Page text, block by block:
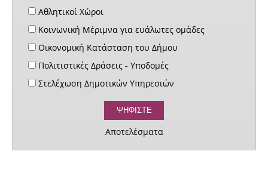
Αθλητικοί Χώροι
Κοινωνική Μέριμνα για ευάλωτες ομάδες
Οικονομική Κατάσταση του Δήμου
Πολιτιστικές Δράσεις - Υποδομές
Στελέχωση Δημοτικών Υπηρεσιών
Αποτελέσματα